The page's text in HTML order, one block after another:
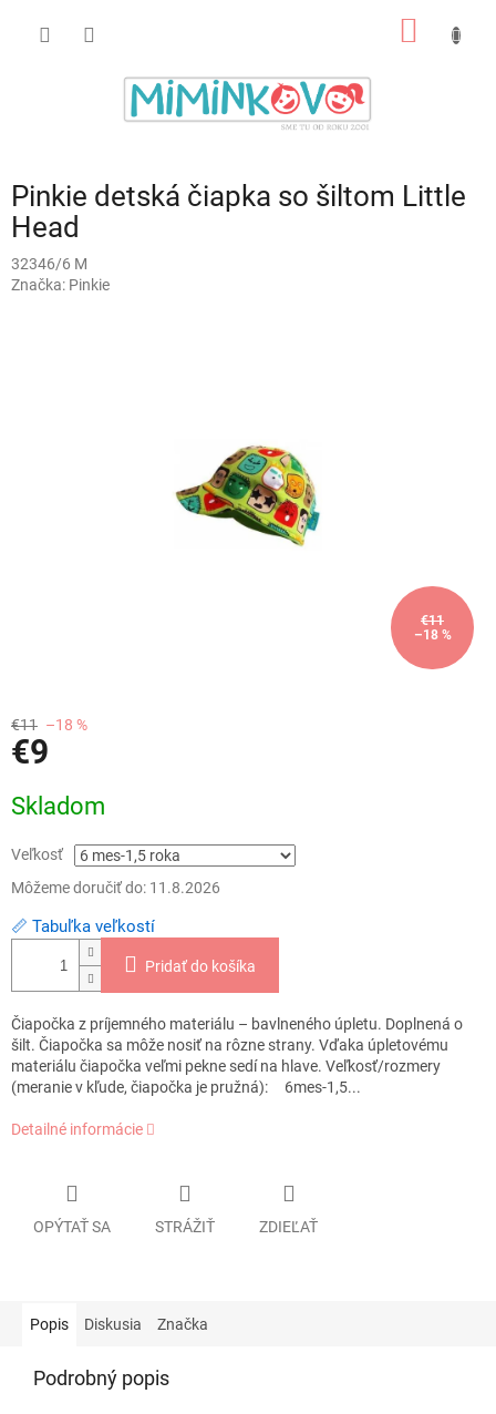
Pinkie detská čiapka so šiltom Little
Head
32346/6 M
Značka: Pinkie
€11
–18 %
€11 –18 %
€9
cena:
Skladom
Veľkosť
Môžeme doručiť do: 11.8.2026
📏 Tabuľka veľkostí
Pridať do košíka
Čiapočka z príjemného materiálu – bavlneného úpletu. Doplnená o
šilt. Čiapočka sa môže nosiť na rôzne strany. Vďaka úpletovému
materiálu čiapočka veľmi pekne sedí na hlave. Veľkosť/rozmery
(meranie v kľude, čiapočka je pružná): 6mes-1,5...
Detailné informácie
OPÝTAŤ SA STRÁŽIŤ ZDIEĽAŤ
Popis Diskusia Značka
Podrobný popis